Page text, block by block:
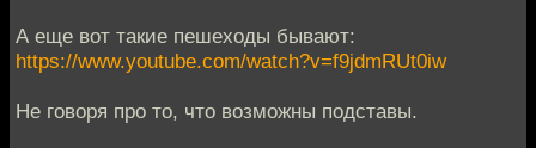
А еще вот такие пешеходы бывают:
https://www.youtube.com/watch?v=f9jdmRUt0iw
Не говоря про то, что возможны подставы.